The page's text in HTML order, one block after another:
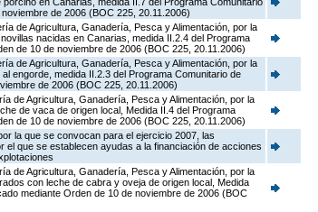
de 2006 (BOC 225, 20.11.2006)
de Agricultura, Ganadería, Pesca y Alimentación, por la
nacidas en Canarias, medida II.2.4 del Programa
de 10 de noviembre de 2006 (BOC 225, 20.11.2006)
de Agricultura, Ganadería, Pesca y Alimentación, por la
engorde, medida II.2.3 del Programa Comunitario de
de 2006 (BOC 225, 20.11.2006)
de Agricultura, Ganadería, Pesca y Alimentación, por la
de vaca de origen local, Medida II.4 del Programa
de 10 de noviembre de 2006 (BOC 225, 20.11.2006)
la que se convocan para el ejercicio 2007, las
que se establecen ayudas a la financiación de acciones
de Agricultura, Ganadería, Pesca y Alimentación, por la
con leche de cabra y oveja de origen local, Medida
mediante Orden de 10 de noviembre de 2006 (BOC